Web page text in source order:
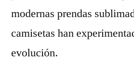
modernas prendas
camisetas han
evolución.